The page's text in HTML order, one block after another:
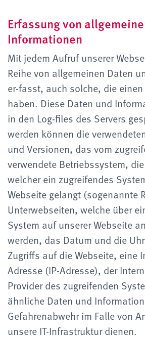
Erfassung von
Informationen
Mit jedem Aufruf unserer
Reihe von allgemeinen Daten
er-fasst, auch solche, die
haben. Diese Daten und
in den Log-files des Servers
werden können die
und Versionen, das vom
verwendete Betriebssystem,
welcher ein zugreifendes
Webseite gelangt (sogenannte
Unterwebseiten, welche über
System auf unserer Webseite
werden, das Datum und die
Zugriffs auf die Webseite, eine
Adresse (IP-Adresse), der
Provider des zugreifenden
ähnliche Daten und
Gefahrenabwehr im Falle von
unsere IT-Infrastruktur dienen.